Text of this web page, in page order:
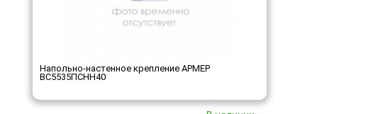
Напольно-настенное крепление АРМЕР
ВС5535ПСНН40